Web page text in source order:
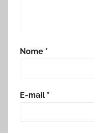
Nome *
E-mail *